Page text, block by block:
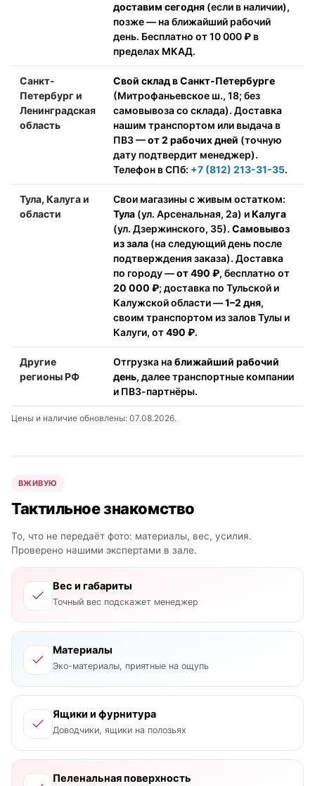
доставим сегодня (если в наличии),
позже — на ближайший рабочий
день. Бесплатно от 10 000 ₽ в
пределах МКАД.
Санкт-
Петербург и
Ленинградская
область
Свой склад в Санкт-Петербурге
(Митрофаньевское ш., 18; без
самовывоза со склада). Доставка
нашим транспортом или выдача в
ПВЗ —от 2 рабочих дней (точную
дату подтвердит менеджер).
Телефон в СПб: +7 (812) 213-31-35.
Тула, Калуга и
области
Свои магазины с живым остатком:
Тула (ул. Арсенальная, 2а) иКалуга
(ул. Дзержинского, 35). Самовывоз
из зала (на следующий день после
подтверждения заказа). Доставка
по городу —от 490 ₽, бесплатно от
20 000 ₽; доставка по Тульской и
Калужской области —1–2 дня,
своим транспортом из залов Тулы и
Калуги, от490 ₽.
Другие
регионы РФ
Отгрузка наближайший рабочий
день, далее транспортные компании
и ПВЗ-партнёры.
Цены и наличие обновлены: 07.08.2026.
ВЖИВУЮ
Тактильное знакомство
То, что не передаёт фото: материалы, вес, усилия.
Проверено нашими экспертами в зале.
Вес и габариты
Точный вес подскажет менеджер
Материалы
Эко-материалы, приятные на ощупь
Ящики и фурнитура
Доводчики, ящики на полозьях
Пеленальная поверхность